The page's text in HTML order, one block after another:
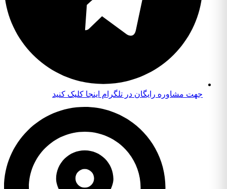
جهت مشاوره رایگان در تلگرام اینجا کلیک کنید